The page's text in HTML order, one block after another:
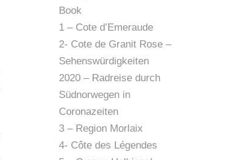
Book
1 – Cote d’Emeraude
2- Cote de Granit Rose –
Sehenswürdigkeiten
2020 – Radreise durch
Südnorwegen in
Coronazeiten
3 – Region Morlaix
4- Côte des Légendes